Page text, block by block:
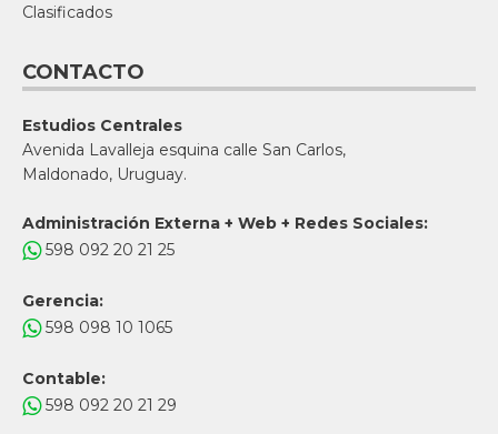
Clasificados
CONTACTO
Estudios Centrales
Avenida Lavalleja esquina calle San Carlos,
Maldonado, Uruguay.
Administración Externa + Web + Redes Sociales:
598 092 20 21 25
Gerencia:
598 098 10 1065
Contable:
598 092 20 21 29